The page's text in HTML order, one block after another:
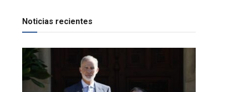
Noticias recientes